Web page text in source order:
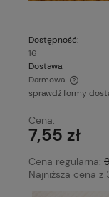
Dostępność:
16
Dostawa:
Darmowa
Cena nie
sprawdź formy
Cena:
7,55 zł
Cena regularna:
Najniższa cena